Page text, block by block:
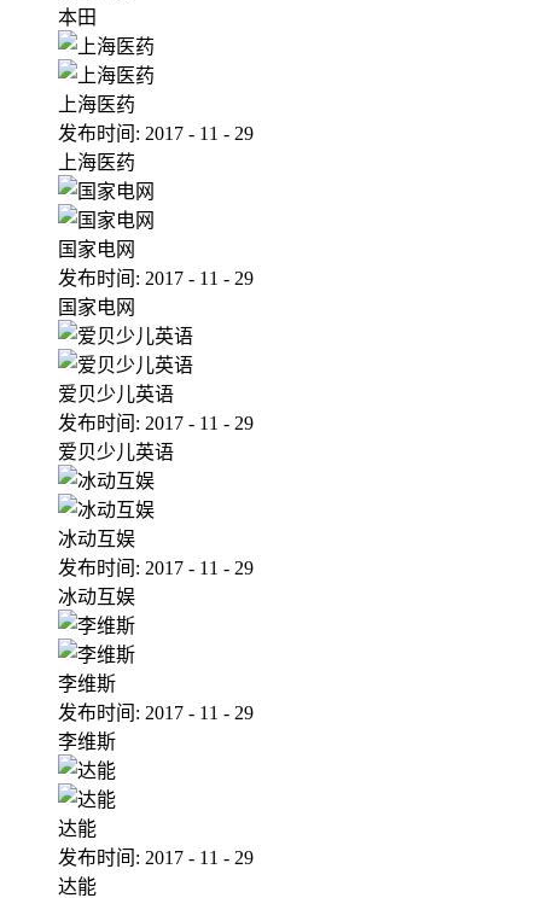
本田
上海医药
发布时间: 2017 - 11 - 29
上海医药
国家电网
发布时间: 2017 - 11 - 29
国家电网
爱贝少儿英语
发布时间: 2017 - 11 - 29
爱贝少儿英语
冰动互娱
发布时间: 2017 - 11 - 29
冰动互娱
李维斯
发布时间: 2017 - 11 - 29
李维斯
达能
发布时间: 2017 - 11 - 29
达能